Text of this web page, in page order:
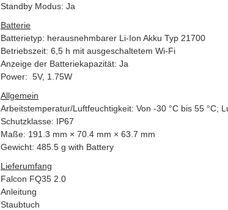
Standby Modus: Ja
Batterie
Batterietyp: herausnehmbarer Li-Ion Akku Typ 21700
Betriebszeit: 6,5 h mit ausgeschaltetem Wi-Fi
Anzeige der Batteriekapazität: Ja
Power: 5V, 1.75W
Allgemein
Arbeitstemperatur/Luftfeuchtigkeit: Von -30 °C bis 55 °C;
Schutzklasse: IP67
Maße: 191.3 mm × 70.4 mm × 63.7 mm
Gewicht: 485.5 g with Battery
Lieferumfang
Falcon FQ35 2.0
Anleitung
Staubtuch